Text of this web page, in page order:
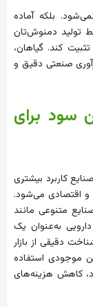
بلکه آماده
تولید دمنوش‌تان
کند. گیاهان،
صنعتی دقیق و
سود برای
کاربرد بیشتری
و اقتصادی می‌شود.
متنوعی مانند
به‌عنوان یک
دقیقی از بازار
موجودی استفاده
کاهش هزینه‌های